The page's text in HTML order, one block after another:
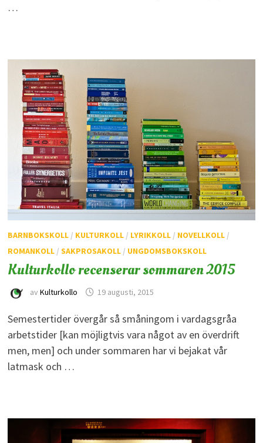
…
BARNBOKSKOLL/ KULTURKOLL/ LYRIKKOLL/ NOVELLKOLL/
ROMANKOLL/ SAKPROSAKOLL/ UNGDOMSBOKSKOLL
Kulturkollo recenserar sommaren 2015
av Kulturkollo 19 augusti, 2015
Semestertider övergår så småningom i vardagsgråa
arbetstider [kan möjligtvis vara något av en överdrift
men, men] och under sommaren har vi bejakat vår
latmask och …